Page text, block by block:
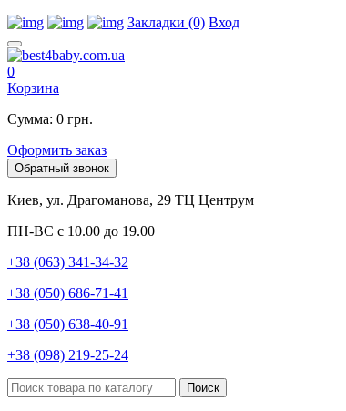
Закладки (0) Вход
0
Корзина
Сумма: 0 грн.
Оформить заказ
Обратный звонок
Киев, ул. Драгоманова, 29 ТЦ Центрум
ПН-ВС с 10.00 до 19.00
+38 (063) 341-34-32
+38 (050) 686-71-41
+38 (050) 638-40-91
+38 (098) 219-25-24
Поиск